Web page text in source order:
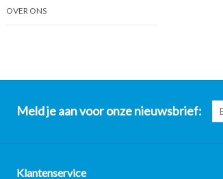
OVER ONS
Meld je aan voor onze nieuwsbrief:
Klantenservice